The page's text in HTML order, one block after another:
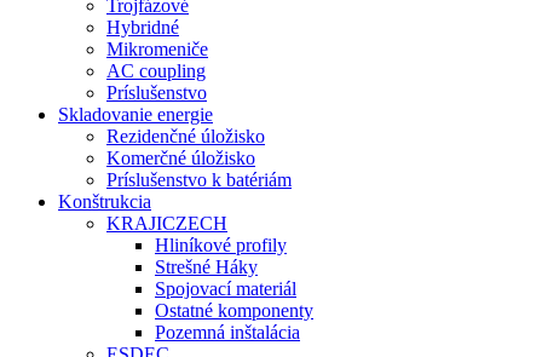
Trojfázové
Hybridné
Mikromeniče
AC coupling
Príslušenstvo
Skladovanie energie
Rezidenčné úložisko
Komerčné úložisko
Príslušenstvo k batériám
Konštrukcia
KRAJICZECH
Hliníkové profily
Strešné Háky
Spojovací materiál
Ostatné komponenty
Pozemná inštalácia